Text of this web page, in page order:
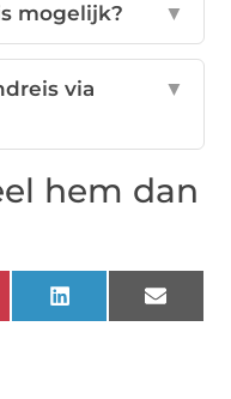
mogelijk? ▼
via
▼
hem dan
LinkedIn Email